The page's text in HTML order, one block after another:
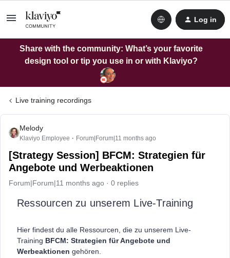
Log in
Share with the community: What’s your favorite
design tool or tip you use in or with Klaviyo?
Live training recordings
Melody
Klaviyo Employee Forum|Forum|11 months ago
[Strategy Session] BFCM: Strategien für
Angebote und Werbeaktionen
Forum|Forum|11 months ago 0 replies
Ressourcen zu unserem Live-Training
Hier findest du alle Ressourcen, die zu unserem Live-
Training BFCM: Strategien für Angebote und
Werbeaktionen gehören.